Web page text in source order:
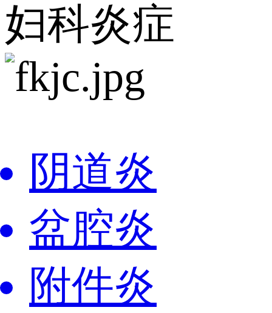
妇科炎症
阴道炎
盆腔炎
附件炎